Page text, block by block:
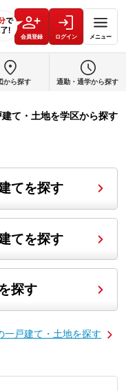
会員登録 ログイン メニュー
から探す 通勤・通学から探す
建て・土地を学区から探す
てを探す
てを探す
探す
一戸建て・土地を探す